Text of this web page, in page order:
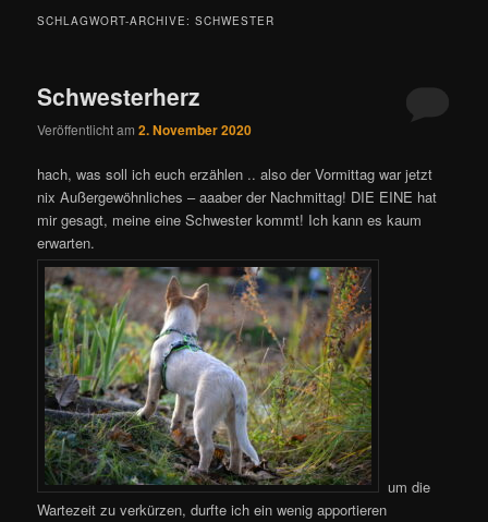
SCHLAGWORT-ARCHIVE:SCHWESTER
Schwesterherz
Veröffentlicht am2. November 2020
hach, was soll ich euch erzählen .. also der Vormittag war jetzt
nix Außergewöhnliches – aaaber der Nachmittag! DIE EINE hat
mir gesagt, meine eine Schwester kommt! Ich kann es kaum
erwarten.
um die
Wartezeit zu verkürzen, durfte ich ein wenig apportieren